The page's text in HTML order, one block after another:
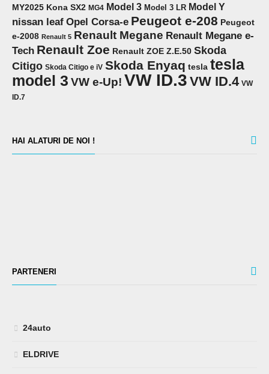
MY2025 Kona SX2 MG4 Model 3 Model 3 LR Model Y
nissan leaf Opel Corsa-e Peugeot e-208 Peugeot
e-2008 Renault 5 Renault Megane Renault Megane e-
Tech Renault Zoe Renault ZOE Z.E.50 Skoda
Citigo Skoda Citigo e iV Skoda Enyaq tesla tesla
model 3 VW e-Up! VW ID.3 VW ID.4 VW
ID.7
HAI ALATURI DE NOI !
PARTENERI
24auto
ELDRIVE